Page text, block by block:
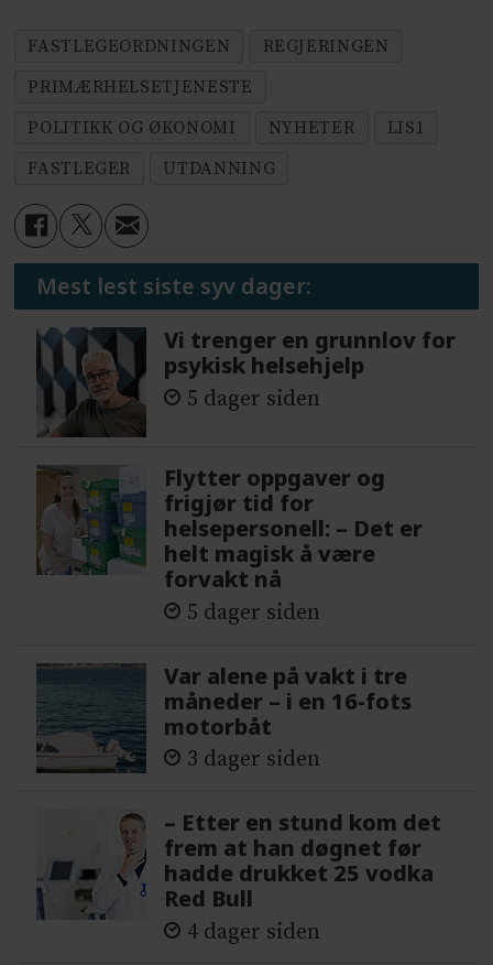
FASTLEGEORDNINGEN
REGJERINGEN
PRIMÆRHELSETJENESTE
POLITIKK OG ØKONOMI
NYHETER
LIS1
FASTLEGER
UTDANNING
Mest lest siste syv dager:
Vi trenger en grunnlov for
psykisk helsehjelp
5 dager siden
Flytter oppgaver og
frigjør tid for
helsepersonell: – Det er
helt magisk å være
forvakt nå
5 dager siden
Var alene på vakt i tre
måneder – i en 16-fots
motorbåt
3 dager siden
– Etter en stund kom det
frem at han døgnet før
hadde drukket 25 vodka
Red Bull
4 dager siden